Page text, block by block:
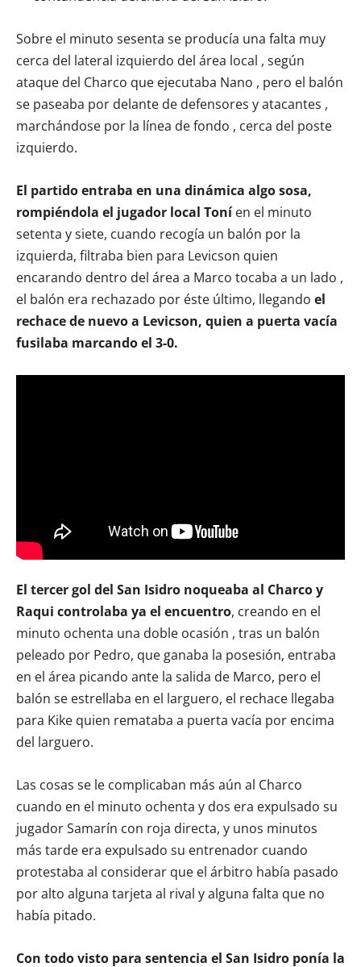
Sobre el minuto sesenta se producía una falta muy
cerca del lateral izquierdo del área local , según
ataque del Charco que ejecutaba Nano , pero el balón
se paseaba por delante de defensores y atacantes ,
marchándose por la línea de fondo , cerca del poste
izquierdo.
El partido entraba en una dinámica algo sosa,
rompiéndola el jugador local Toníen el minuto
setenta y siete, cuando recogía un balón por la
izquierda, filtraba bien para Levicson quien
encarando dentro del área a Marco tocaba a un lado ,
el balón era rechazado por éste último, llegando el
rechace de nuevo a Levicson, quien a puerta vacía
fusilaba marcando el 3-0.
El tercer gol del San Isidro noqueaba al Charco y
Raqui controlaba ya el encuentro, creando en el
minuto ochenta una doble ocasión , tras un balón
peleado por Pedro, que ganaba la posesión, entraba
en el área picando ante la salida de Marco, pero el
balón se estrellaba en el larguero, el rechace llegaba
para Kike quien remataba a puerta vacía por encima
del larguero.
Las cosas se le complicaban más aún al Charco
cuando en el minuto ochenta y dos era expulsado su
jugador Samarín con roja directa, y unos minutos
más tarde era expulsado su entrenador cuando
protestaba al considerar que el árbitro había pasado
por alto alguna tarjeta al rival y alguna falta que no
había pitado.
Con todo visto para sentencia el San Isidro ponía la